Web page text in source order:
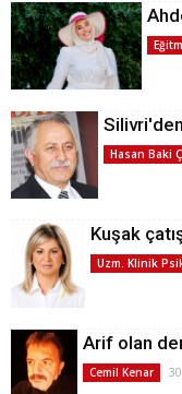
Hasan Baki
Kuşak
Uzm. Klinik
Arif olan
Cemil Kenar